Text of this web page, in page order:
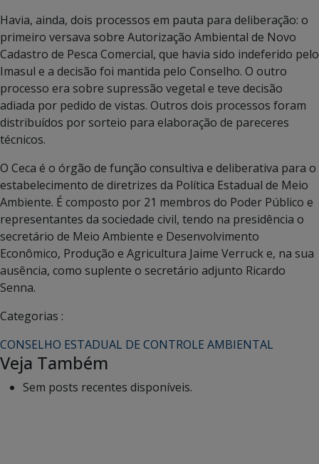
Havia, ainda, dois processos em pauta para deliberação: o
primeiro versava sobre Autorização Ambiental de Novo
Cadastro de Pesca Comercial, que havia sido indeferido pelo
Imasul e a decisão foi mantida pelo Conselho. O outro
processo era sobre supressão vegetal e teve decisão
adiada por pedido de vistas. Outros dois processos foram
distribuídos por sorteio para elaboração de pareceres
técnicos.
O Ceca é o órgão de função consultiva e deliberativa para o
estabelecimento de diretrizes da Política Estadual de Meio
Ambiente. É composto por 21 membros do Poder Público e
representantes da sociedade civil, tendo na presidência o
secretário de Meio Ambiente e Desenvolvimento
Econômico, Produção e Agricultura Jaime Verruck e, na sua
ausência, como suplente o secretário adjunto Ricardo
Senna.
Categorias :
CONSELHO ESTADUAL DE CONTROLE AMBIENTAL
Veja Também
Sem posts recentes disponíveis.